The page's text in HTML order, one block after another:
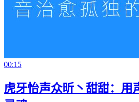
00:15
虎牙怡声众昕丶甜甜：用